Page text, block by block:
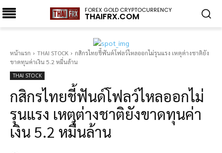
FOREX GOLD CRYPTOCURRENCY
THAIFRX.COM
หน้าแรก THAI STOCK
กสิกรไทยชี้ฟันด์โฟลว์ไหลออกไม่รุนแรง เหตุต่างชาติยัง
ขาดทุนค่าเงิน 5.2 หมื่นล้าน
THAI STOCK
กสิกรไทยชี้ฟันด์โฟลว์ไหลออกไม่
รุนแรง เหตุต่างชาติยังขาดทุนค่า
เงิน 5.2 หมื่นล้าน